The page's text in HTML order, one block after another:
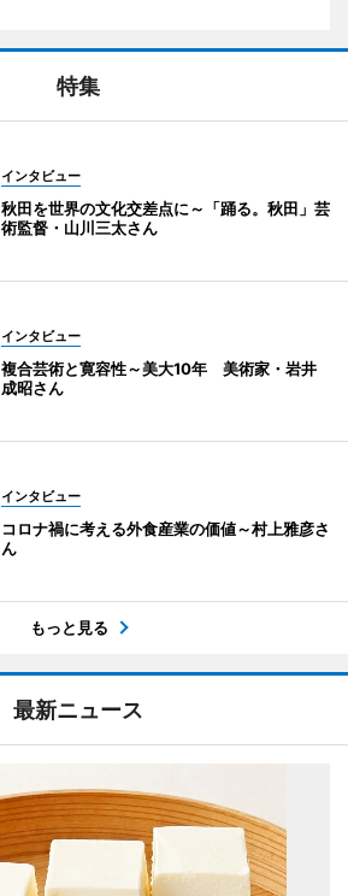
特集
インタビュー
秋田を世界の文化交差点に～「踊る。秋田」芸
術監督・山川三太さん
インタビュー
複合芸術と寛容性～美大10年 美術家・岩井
成昭さん
インタビュー
コロナ禍に考える外食産業の価値～村上雅彦さ
ん
もっと見る
最新ニュース